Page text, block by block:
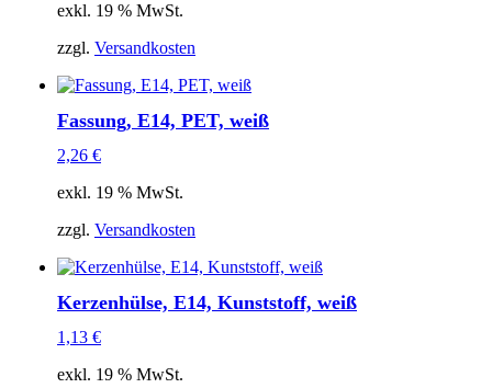
exkl. 19 % MwSt.
zzgl. Versandkosten
Fassung, E14, PET, weiß
2,26 €
exkl. 19 % MwSt.
zzgl. Versandkosten
Kerzenhülse, E14, Kunststoff, weiß
1,13 €
exkl. 19 % MwSt.